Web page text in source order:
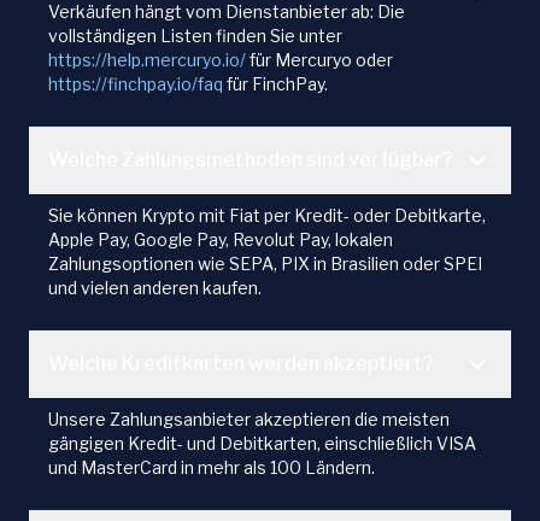
Verkäufen hängt vom Dienstanbieter ab: Die
vollständigen Listen finden Sie unter
https://help.mercuryo.io/für Mercuryo oder
https://finchpay.io/faq für FinchPay.
Sie können Krypto mit Fiat per Kredit- oder Debitkarte,
Apple Pay, Google Pay, Revolut Pay, lokalen
Zahlungsoptionen wie SEPA, PIX in Brasilien oder SPEI
und vielen anderen kaufen.
Unsere Zahlungsanbieter akzeptieren die meisten
gängigen Kredit- und Debitkarten, einschließlich VISA
und MasterCard in mehr als 100 Ländern.